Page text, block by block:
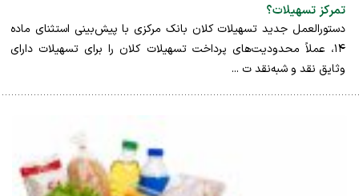
تمرکز تسهیلات؟
دستورالعمل جدید تسهیلات کلان بانک مرکزی با پیش‌بینی استثنای ماده
۱۴، عملاً محدودیت‌های پرداخت تسهیلات کلان را برای تسهیلات دارای
وثایق نقد و شبه‌نقد ت ...